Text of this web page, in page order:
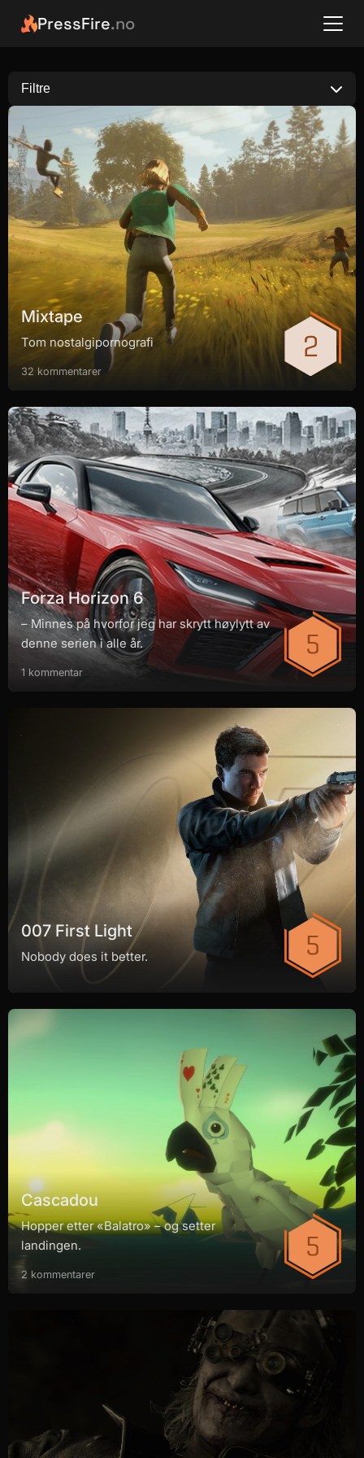
PressFire.no
Filtre
Mixtape
Tom nostalgipornografi
32 kommentarer
Forza Horizon 6
– Minnes på hvorfor jeg har skrytt høylytt av
denne serien i alle år.
1 kommentar
007 First Light
Nobody does it better.
Cascadou
Hopper etter «Balatro» – og setter
landingen.
2 kommentarer